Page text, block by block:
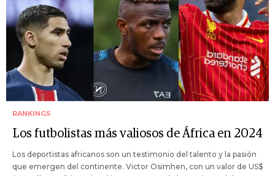
RANKINGS
Los futbolistas más valiosos de África en 2024
Los deportistas africanos son un testimonio del talento y la pasión
que emergen del continente. Victor Osimhen, con un valor de US$